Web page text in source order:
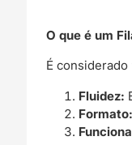
O que é um
É
Fluidez:
Formato: